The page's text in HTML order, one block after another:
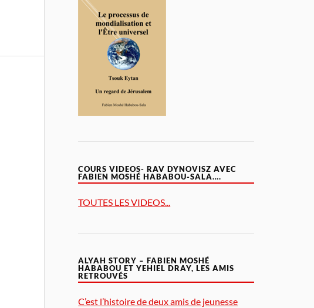
COURS VIDEOS- RAV DYNOVISZ AVEC
FABIEN MOSHÉ HABABOU-SALA….
TOUTES LES VIDEOS...
ALYAH STORY – FABIEN MOSHÉ
HABABOU ET YEHIEL DRAY, LES AMIS
RETROUVÉS
C’est l’histoire de deux amis de jeunesse